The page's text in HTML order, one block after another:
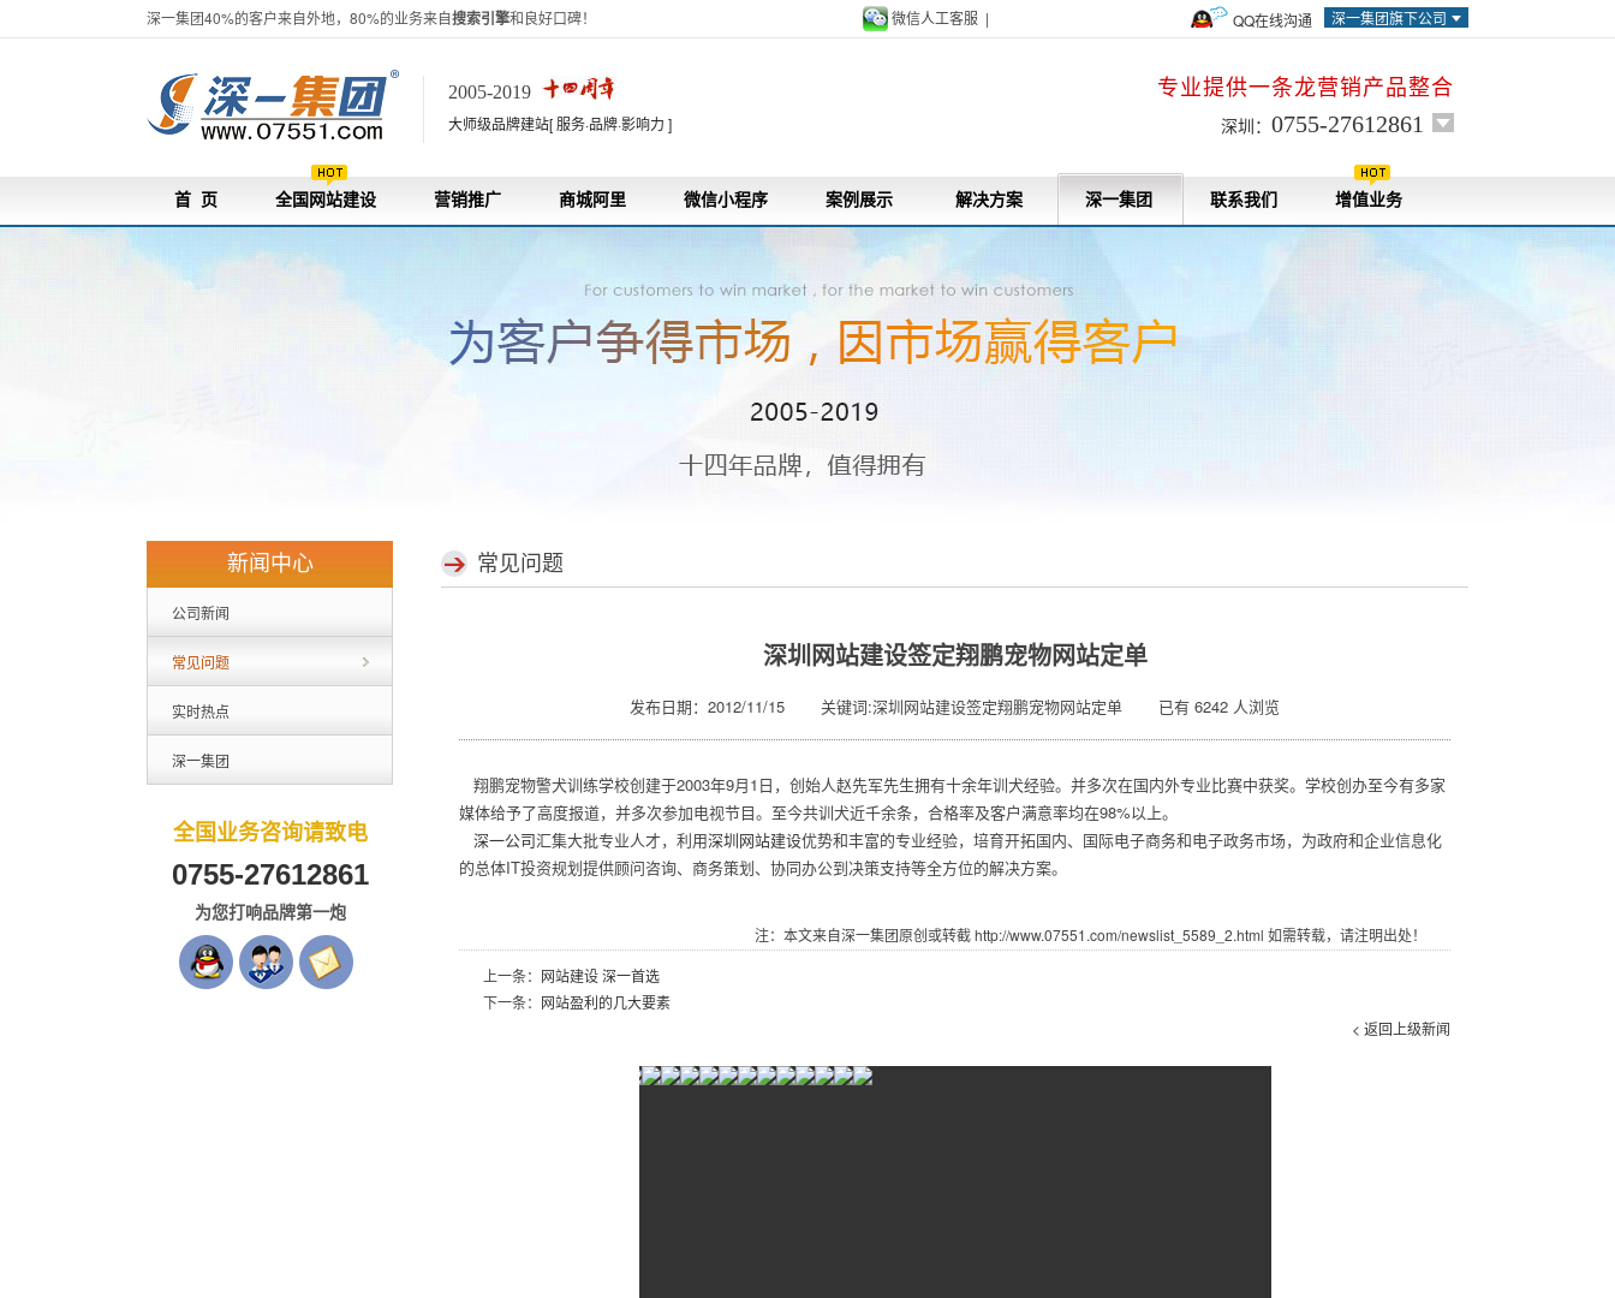
深一集团40%的客户来自外地，80%的业务来自搜索引擎和良好口碑！ 深一集团旗下公司
微信人工客服 | QQ在线沟通
2005-2019
大师级品牌建站[ 服务·品牌·影响力 ]
专业提供一条龙营销产品整合
深圳： 0755-27612861
首 页 全国网站建设 营销推广 商城阿里 微信小程序 案例展示 解决方案 深一集团 联系我们 增值业务
新闻中心
公司新闻
常见问题
实时热点
深一集团
全国业务咨询请致电
0755-27612861
为您打响品牌第一炮
常见问题
深圳网站建设签定翔鹏宠物网站定单
发布日期：2012/11/15 关键词:深圳网站建设签定翔鹏宠物网站定单 已有 6242 人浏览
翔鹏宠物警犬训练学校创建于2003年9月1日，创始人赵先军先生拥有十余年训犬经验。并多次在国内外专业比赛中获奖。学校创办至今有多家
媒体给予了高度报道，并多次参加电视节目。至今共训犬近千余条，合格率及客户满意率均在98%以上。
深一公司汇集大批专业人才，利用深圳网站建设优势和丰富的专业经验，培育开拓国内、国际电子商务和电子政务市场，为政府和企业信息化
的总体IT投资规划提供顾问咨询、商务策划、协同办公到决策支持等全方位的解决方案。
注：本文来自深一集团原创或转截 http://www.07551.com/newslist_5589_2.html 如需转载，请注明出处！
上一条： 网站建设 深一首选
下一条： 网站盈利的几大要素
< 返回上级新闻